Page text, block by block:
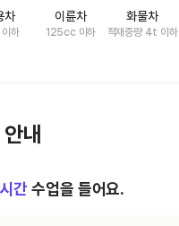
차
하
이륜차
125cc 이하
화물차
적재중량 4t 이하
내
시간 수업을 들어요.